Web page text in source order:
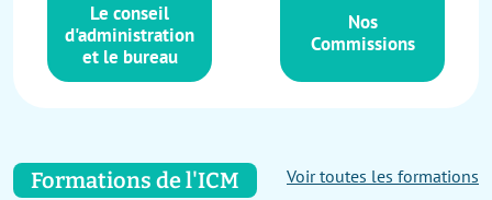
Le conseil
d'administration
et le bureau
Nos
Commissions
Formations de l'ICM Voir toutes les formations